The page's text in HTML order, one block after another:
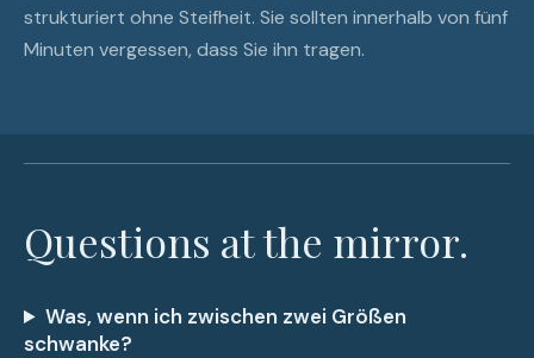
strukturiert ohne Steifheit. Sie sollten innerhalb von fünf
Minuten vergessen, dass Sie ihn tragen.
Questions at the mirror.
Was, wenn ich zwischen zwei Größen
schwanke?